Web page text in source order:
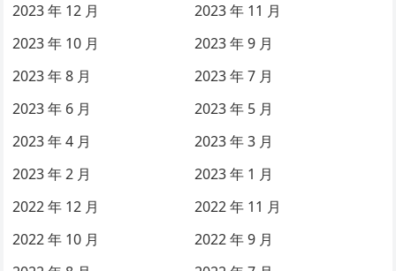
2023 年 12 月
2023 年 11 月
2023 年 10 月
2023 年 9 月
2023 年 8 月
2023 年 7 月
2023 年 6 月
2023 年 5 月
2023 年 4 月
2023 年 3 月
2023 年 2 月
2023 年 1 月
2022 年 12 月
2022 年 11 月
2022 年 10 月
2022 年 9 月